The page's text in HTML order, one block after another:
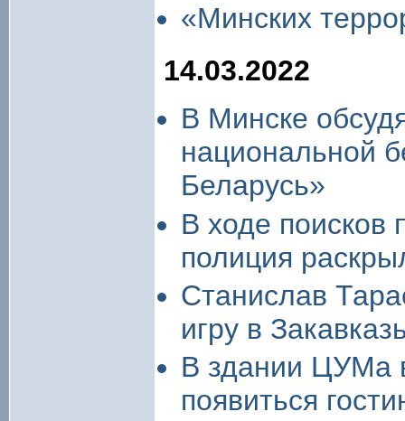
«Минских
14.03.2022
В Минске
национальной
Беларусь»
В ходе поисков
полиция
Станислав
игру в
В здании ЦУМа
появиться